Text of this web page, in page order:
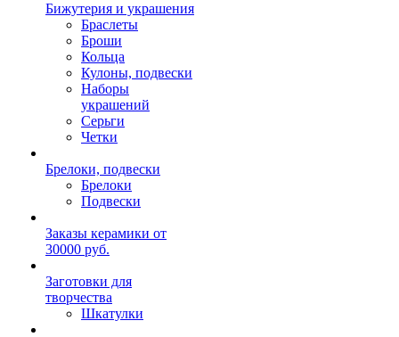
Бижутерия и украшения
Браслеты
Броши
Кольца
Кулоны, подвески
Наборы
украшений
Серьги
Четки
Брелоки, подвески
Брелоки
Подвески
Заказы керамики от
30000 руб.
Заготовки для
творчества
Шкатулки